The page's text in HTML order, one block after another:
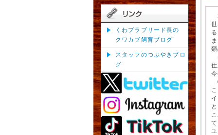
くわプラブリード長の
クワカブ飼育ブログ
スタッフのつぶやきブロ
グ